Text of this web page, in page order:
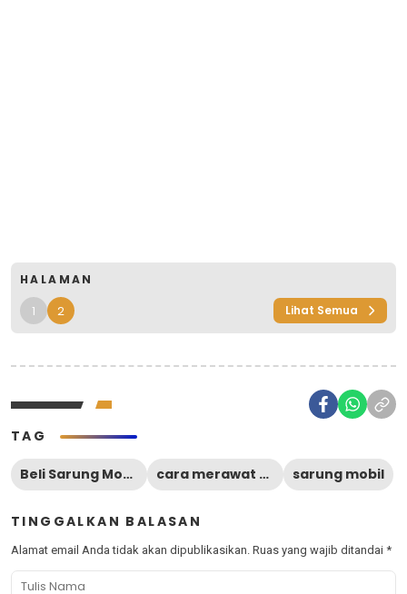
HALAMAN
1 2 Lihat Semua
TAG
Beli Sarung Mobil di Blibli cara merawat cat mobil sarung mobil
TINGGALKAN BALASAN
Alamat email Anda tidak akan dipublikasikan. Ruas yang wajib ditandai *